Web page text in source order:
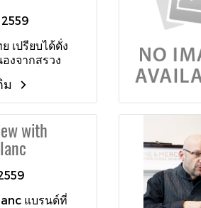
2559
เปรียบได้ดั่ง
งจากสรวง
สียงสูงต่ำของ
ยามที่ถูกเอื้อน
านั้นได้รับการ
มีความไพเราะ
ยงโน้ตดนตรี อีก
ผัสคล้องจองซึ่ง
ารผสมผสาน
สระ และ
อัจฉริยภาพของ
ม
with
แบรนด์ที่